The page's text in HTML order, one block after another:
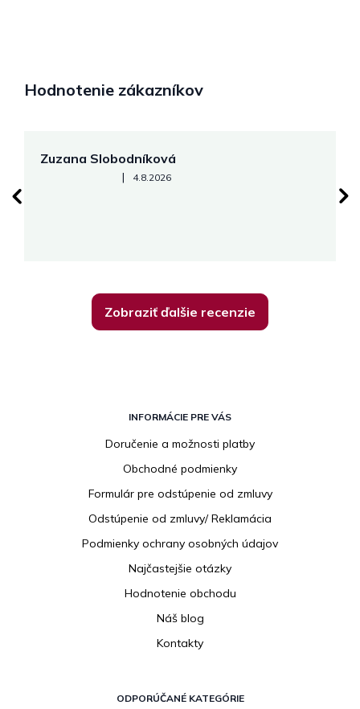
Hodnotenie zákazníkov
Zuzana Slobodníková
Hodnotenie obchodu je 5 z 5 hviezdičiek.
| 4.8.2026
Zobraziť ďalšie recenzie
INFORMÁCIE PRE VÁS
Doručenie a možnosti platby
Obchodné podmienky
Formulár pre odstúpenie od zmluvy
Odstúpenie od zmluvy/ Reklamácia
Podmienky ochrany osobných údajov
Najčastejšie otázky
Hodnotenie obchodu
Náš blog
Kontakty
ODPORÚČANÉ KATEGÓRIE